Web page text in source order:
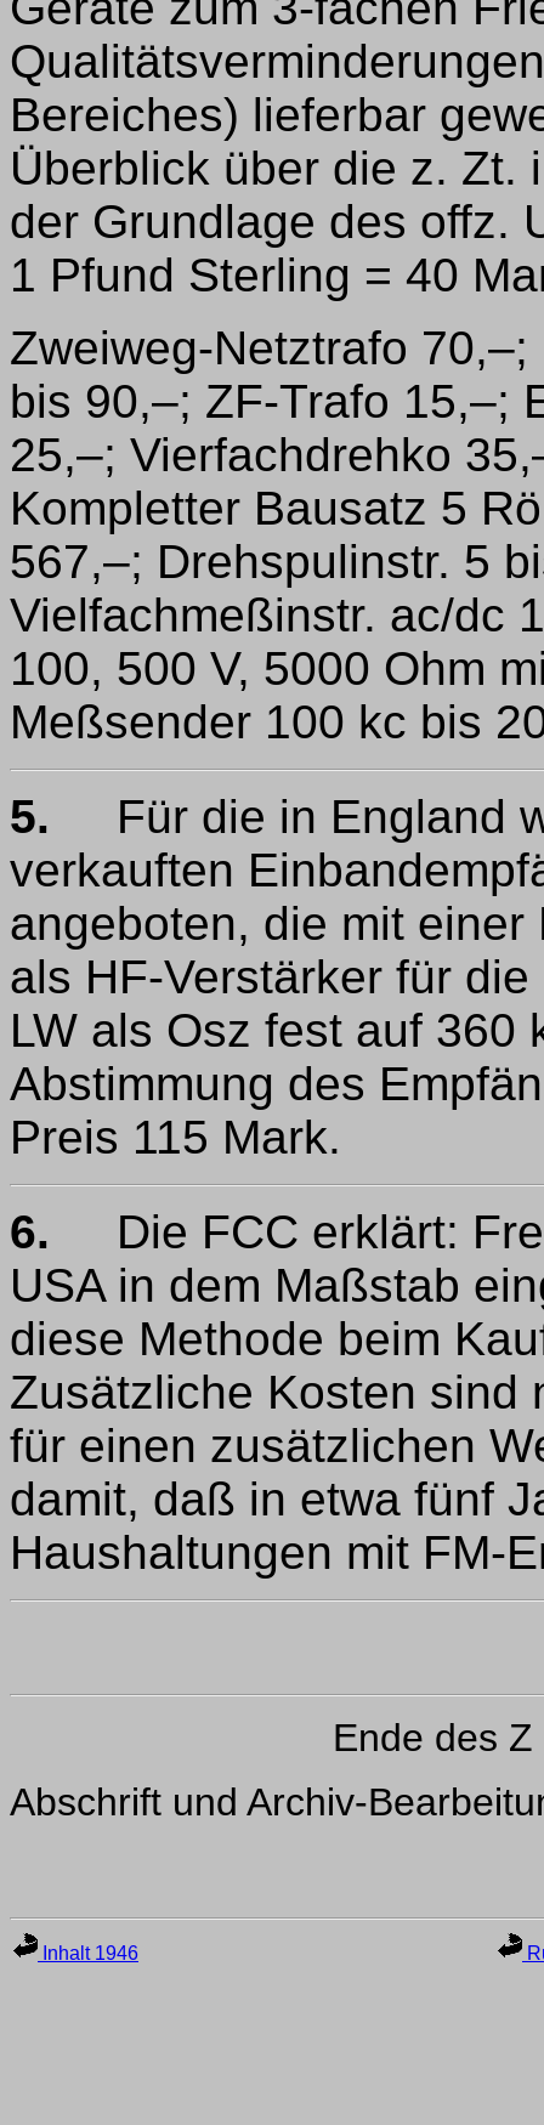
Bereiches) lieferbar
Überblick über die z. Zt.
der Grundlage des offz.
1 Pfund Sterling = 40
Zweiweg-Netztrafo
bis 90,–; ZF-Trafo 15,–;
25,–; Vierfachdrehko
Kompletter Bausatz 5
567,–; Drehspulinstr. 5
Vielfachmeßinstr. ac/dc
100, 500 V, 5000 Ohm
Meßsender 100 kc bis
5.
Für die in England
verkauften
angeboten, die mit
als HF-Verstärker für
LW als Osz fest auf 360
Abstimmung des
Preis 115 Mark.
6.
Die FCC erklärt:
USA in dem Maßstab
diese Methode beim
Zusätzliche Kosten sind
für einen zusätzlichen
damit, daß in etwa fünf
Haushaltungen mit FM-
Ende des
Abschrift und Archiv-
Inhalt 1946